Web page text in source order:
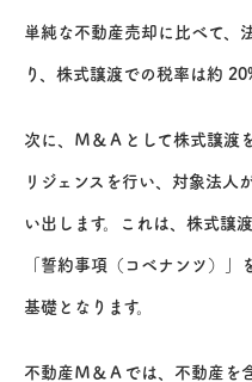
単純な不動産売却に比べて、
り、株式譲渡での税率は約
次に、Ｍ＆Ａとして株式譲渡
リジェンスを行い、対象法人
い出します。これは、株式譲
「誓約事項（コベナンツ）」
基礎となります。
不動産Ｍ＆Ａでは、不動産を